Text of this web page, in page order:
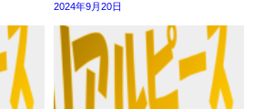
2024年9月20日